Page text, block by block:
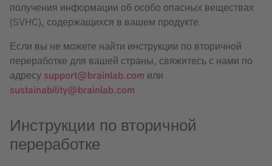
получения информации об особо опасных веществах
(SVHC), содержащихся в вашем продукте.
Если вы не можете найти инструкции по вторичной
переработке для вашей страны, свяжитесь с нами по
адресу support@brainlab.com или
sustainability@brainlab.com
Инструкции по вторичной
переработке